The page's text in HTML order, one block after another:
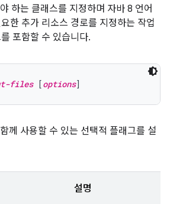
하는 클래스를 지정하며 자바 8 언어
한 추가 리소스 경로를 지정하는 작업
포함할 수 있습니다.
files [options
께 사용할 수 있는 선택적 플래그를 설
설명